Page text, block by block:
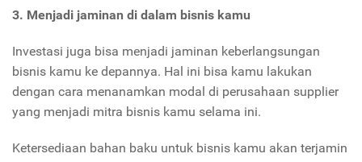
3. Menjadi jaminan di dalam bisnis kamu
Investasi juga bisa menjadi jaminan keberlangsungan
bisnis kamu ke depannya. Hal ini bisa kamu lakukan
dengan cara menanamkan modal di perusahaan supplier
yang menjadi mitra bisnis kamu selama ini.
Ketersediaan bahan baku untuk bisnis kamu akan terjamin